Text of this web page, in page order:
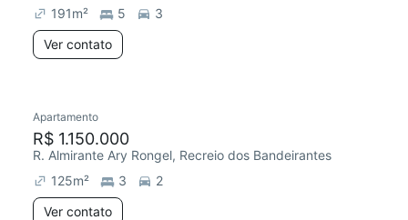
191m² 5
3
Ver contato
Apartamento
R$ 1.150.000
R. Almirante Ary Rongel, Recreio dos Bandeirantes
125m² 3
2
Ver contato